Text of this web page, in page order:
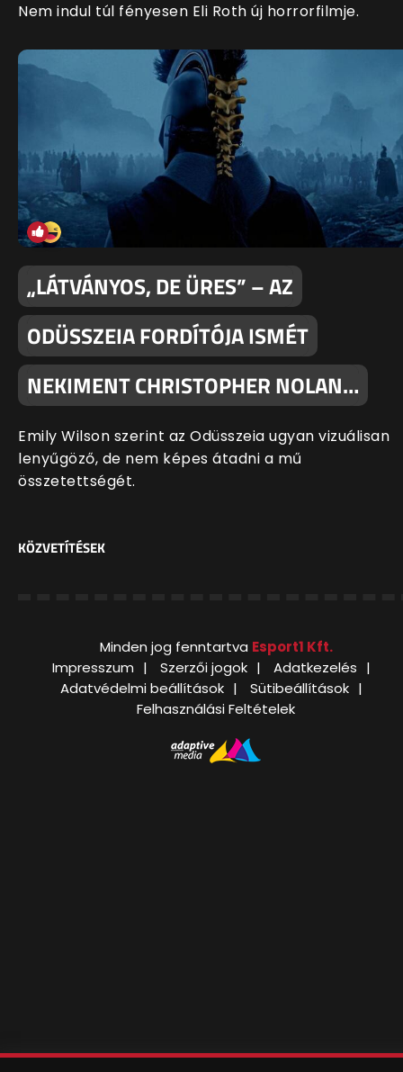
Nem indul túl fényesen Eli Roth új horrorfilmje.
„LÁTVÁNYOS, DE ÜRES” – AZ
ODÜSSZEIA FORDÍTÓJA ISMÉT
NEKIMENT CHRISTOPHER NOLAN…
Emily Wilson szerint az Odüsszeia ugyan vizuálisan
lenyűgöző, de nem képes átadni a mű
összetettségét.
KÖZVETÍTÉSEK
Minden jog fenntartva Esport1 Kft.
Impresszum
Szerzői jogok
Adatkezelés
Adatvédelmi beállítások
Sütibeállítások
Felhasználási Feltételek